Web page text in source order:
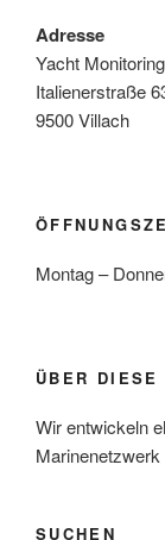
Adresse
Yacht
Italienerstraße
9500 Villach
Montag –
ÜBER DIESE
Wir entwickeln
Marinenetzwerk
SUCHEN